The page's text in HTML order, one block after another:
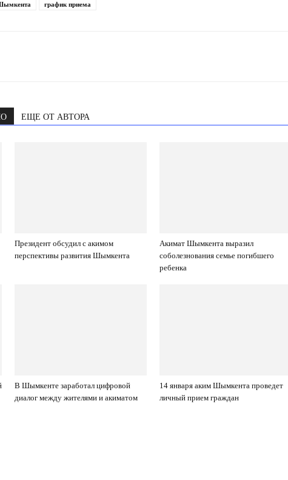
график приема
ЕЩЕ ОТ АВТОРА
Президент обсудил с акимом
перспективы развития Шымкента
Акимат Шымкента выразил
соболезнования семье погибшего
ребенка
В Шымкенте заработал цифровой
диалог между жителями и акиматом
14 января аким Шымкента проведет
личный прием граждан